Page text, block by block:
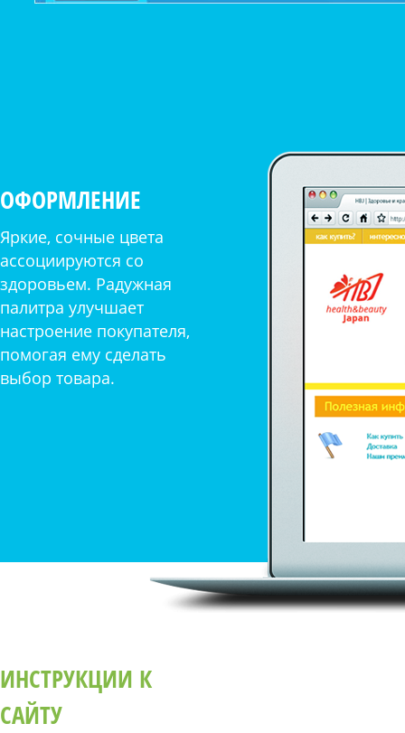
ОФОРМЛЕНИЕ
Яркие, сочные цвета
ассоциируются со
здоровьем. Радужная
палитра улучшает
настроение покупателя,
помогая ему сделать
выбор товара.
ИНСТРУКЦИИ К
САЙТУ